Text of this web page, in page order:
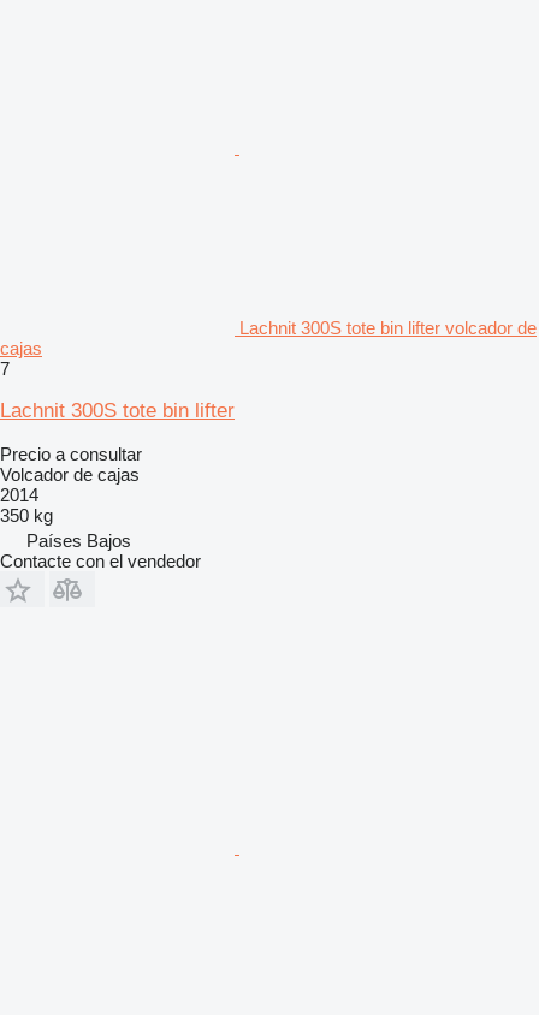
Lachnit 300S tote bin lifter volcador de
cajas
7
Lachnit 300S tote bin lifter
Precio a consultar
Volcador de cajas
2014
350 kg
Países Bajos
Contacte con el vendedor